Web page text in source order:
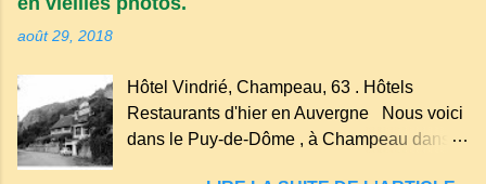
"sans fond" et en forme d'entonnoir
entraînant vers les entrailles de la terre, les
malheureux qui s'approchaient trop de
août 29, 2018
Hôtel Vindrié, Champeau, 63 . Hôtels
Restaurants d'hier en Auvergne Nous voici
dans le Puy-de-Dôme , à Champeau dans